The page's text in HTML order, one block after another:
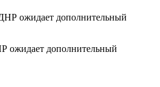
ожидает дополнительный